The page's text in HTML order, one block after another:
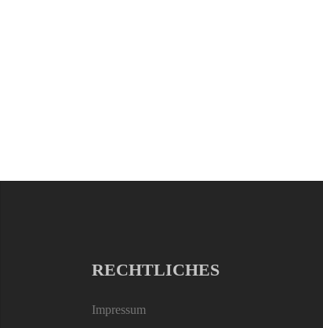
RECHTLICHES
Impressum